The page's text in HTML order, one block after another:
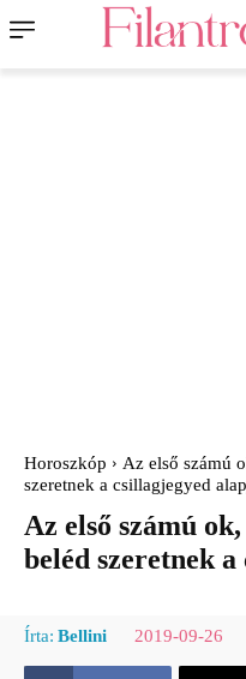
Horoszkóp
Az első számú
szeretnek a csillagjegyed
Az első számú
beléd szeretnek
Írta: Bellini 2019-09-26